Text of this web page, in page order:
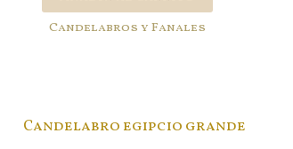
Candelabros y Fanales